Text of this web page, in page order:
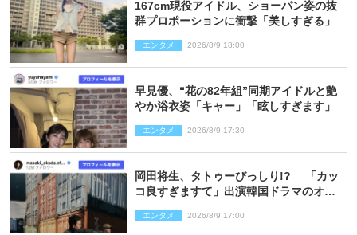
167cm現役アイドル、ショーパン姿の抜
群プロポーションに衝撃「美しすぎる」
エンタメ 2026/8/9 18:00
早見優、“花の82年組”同期アイドルと艶
やか浴衣姿「キャー」「眩しすぎます」
エンタメ 2026/8/9 17:30
岡田将生、タトゥーびっしり!? 「カッ
コ良すぎますて」出演韓国ドラマのオフ
エンタメ 2026/8/9 17:00